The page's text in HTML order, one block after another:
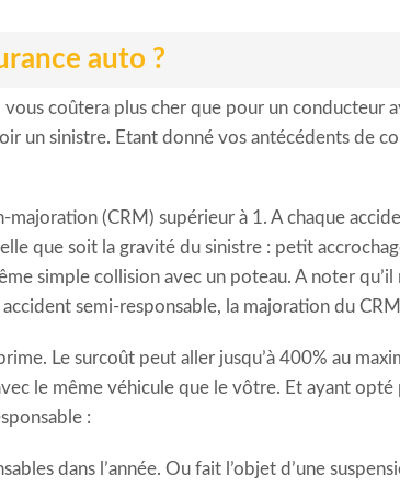
auto ?
vous coûtera plus cher que pour un conducteur
un sinistre. Etant donné vos antécédents de
(CRM) supérieur à 1. A chaque
que soit la gravité du sinistre : petit
simple collision avec un poteau. A noter qu’il
semi-responsable, la majoration du
Le surcoût peut aller jusqu’à 400% au
le même véhicule que le vôtre. Et ayant opté
:
dans l’année. Ou fait l’objet d’une